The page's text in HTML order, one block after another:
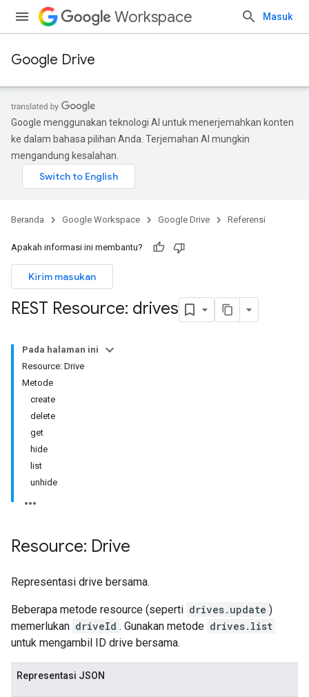
Workspace Masuk
Google Drive
Google menggunakan teknologi AI untuk menerjemahkan konten
ke dalam bahasa pilihan Anda. Terjemahan AI mungkin
mengandung kesalahan.
Beranda Google Workspace Google Drive Referensi
Apakah informasi ini membantu?
Kirim masukan
REST Resource: drives
Pada halaman ini
Resource: Drive
Metode
create
delete
get
hide
list
unhide
Resource: Drive
Representasi drive bersama.
Beberapa metode resource (seperti drives.update )
memerlukan driveId . Gunakan metode drives.list
untuk mengambil ID drive bersama.
Representasi JSON